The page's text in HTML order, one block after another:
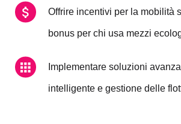
Offrire incentivi per la mobilità
bonus per chi usa mezzi
Implementare soluzioni
intelligente e gestione delle